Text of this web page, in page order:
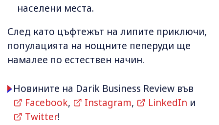
населени места.
След като цъфтежът на липите приключи,
популацията на нощните пеперуди ще
намалее по естествен начин.
Новините на Darik Business Review във
Facebook, Instagram, LinkedIn и
Twitter!